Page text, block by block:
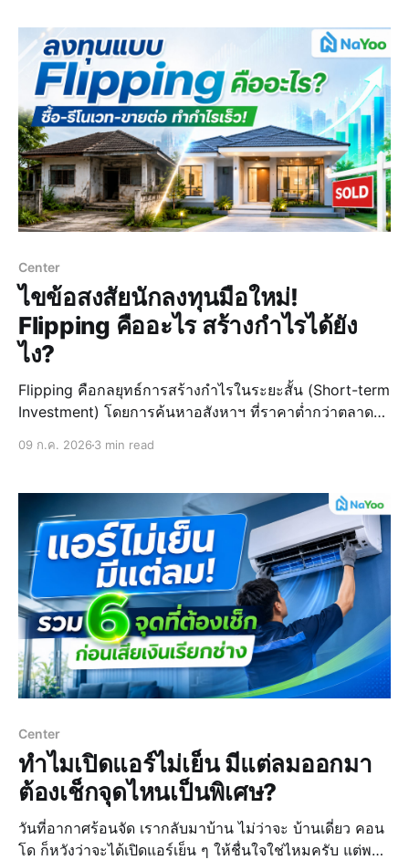
Center
ไขข้อสงสัยนักลงทุนมือใหม่!
Flipping คืออะไร สร้างกำไรได้ยัง
ไง?
Flipping คือกลยุทธ์การสร้างกำไรในระยะสั้น (Short-term
Investment) โดยการค้นหาอสังหาฯ ที่ราคาต่ำกว่าตลาด
09 ก.ค. 2026 3 min read
Center
ทำไมเปิดแอร์ไม่เย็น มีแต่ลมออกมา
ต้องเช็กจุดไหนเป็นพิเศษ?
วันที่อากาศร้อนจัด เรากลับมาบ้าน ไม่ว่าจะ บ้านเดี่ยว คอน
โด ก็หวังว่าจะได้เปิดแอร์เย็น ๆ ให้ชื่นใจใช่ไหมครับ แต่พอ